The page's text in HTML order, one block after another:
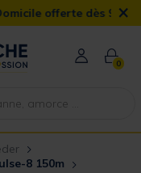
dès 90€ ×
0
8 150m